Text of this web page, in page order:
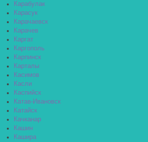
Карабулак
Карасук
Карачаевск
Карачев
Каргат
Каргополь
Карпинск
Карталы
Касимов
Касли
Каспийск
Катав-Ивановск
Катайск
Качканар
Кашин
Кашира